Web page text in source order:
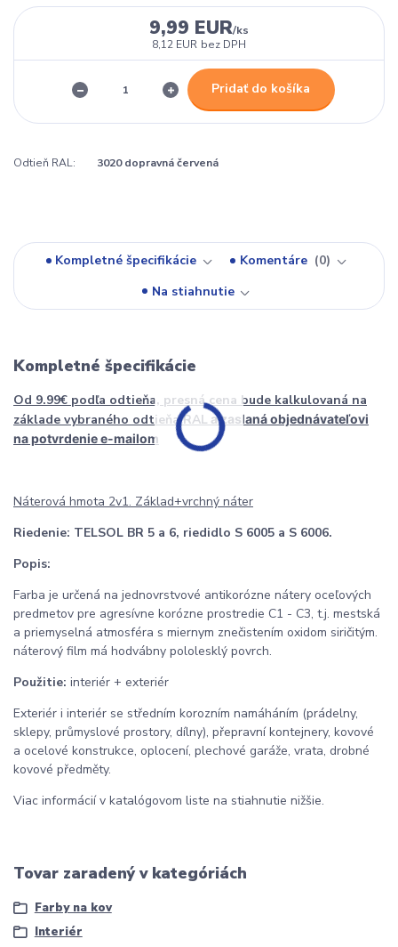
9,99 EUR/ks
8,12 EUR bez DPH
Pridať do košíka
Odtieň RAL: 3020 dopravná červená
Kompletné špecifikácie Komentáre
0
Na stiahnutie
Kompletné špecifikácie
Od 9.99€ podľa odtieňa, presná cena bude kalkulovaná na
základe vybraného odtieňa RAL a zaslaná objednávateľovi
na potvrdenie e-mailom
Náterová hmota 2v1. Základ+vrchný náter
Riedenie: TELSOL BR 5 a 6, riedidlo S 6005 a S 6006.
Popis:
Farba je určená na jednovrstvové antikorózne nátery oceľových
predmetov pre agresívne korózne prostredie C1 - C3, t.j. mestská
a priemyselná atmosféra s miernym znečistením oxidom siričitým.
náterový film má hodvábny pololesklý povrch.
Použitie: interiér + exteriér
Exteriér i interiér se středním korozním namáháním (prádelny,
sklepy, průmyslové prostory, dílny), přepravní kontejnery, kovové
a ocelové konstrukce, oplocení, plechové garáže, vrata, drobné
kovové předměty.
Viac informácií v katalógovom liste na stiahnutie nižšie.
Tovar zaradený v kategóriách
Farby na kov
Interiér